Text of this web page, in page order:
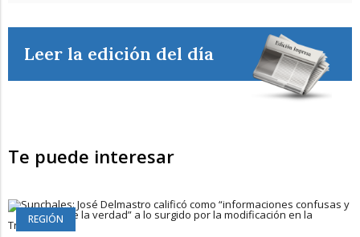
Leer la edición del día
Te puede interesar
REGIÓN